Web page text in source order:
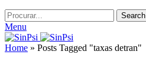
Search
Menu
Home » Posts Tagged "taxas detran"